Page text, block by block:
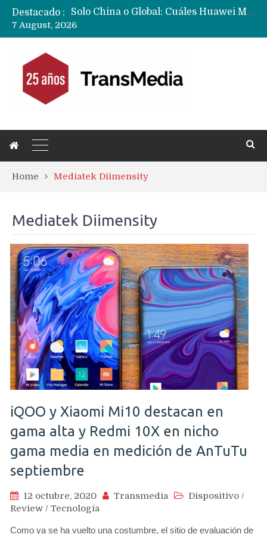
Destacado :
Data Centers de Huawei en Chile, México, Brasil,Perú y Argentina podrían verse afectados por arremetida de EE.UU
7 August, 2026
Home Mediatek Diimensity
Mediatek Diimensity
iQOO y Xiaomi Mi10 destacan en
gama alta y Redmi 10X en nicho
gama media en medición de AnTuTu
septiembre
12 octubre, 2020 Transmedia Dispositivo /
Review / Tecnología
Como ya se ha vuelto una costumbre, el sitio de evaluación de